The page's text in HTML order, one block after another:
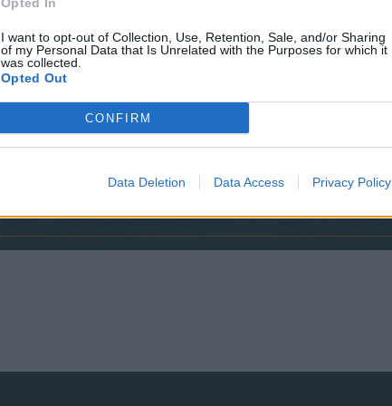
I want to opt-out of Collection, Use, Retention, Sale, and/or Sharing
of my Personal Data that Is Unrelated with the Purposes for which it
was collected.
Opted Out
CONFIRM
Data Deletion Data Access Privacy Policy